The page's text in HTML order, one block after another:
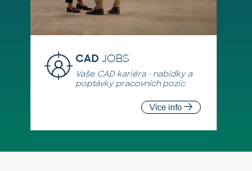
CADJOBS
Vaše CAD kariéra - nabídky a
poptávky pracovních pozic
Více info